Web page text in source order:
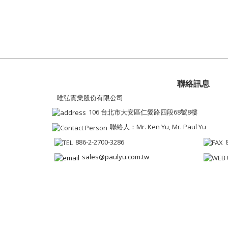
聯絡訊息
唯弘實業股份有限公司
106 台北市大安區仁愛路四段68號8樓
聯絡人：Mr. Ken Yu, Mr. Paul Yu
886-2-2700-3286
sales@paulyu.com.tw